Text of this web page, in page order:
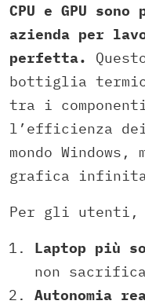
CPU e GPU
azienda per
perfetta.
bottiglia
tra i
l’efficienza dei
mondo Windows,
grafica
Per gli utenti,
Laptop più
non
Autonomia